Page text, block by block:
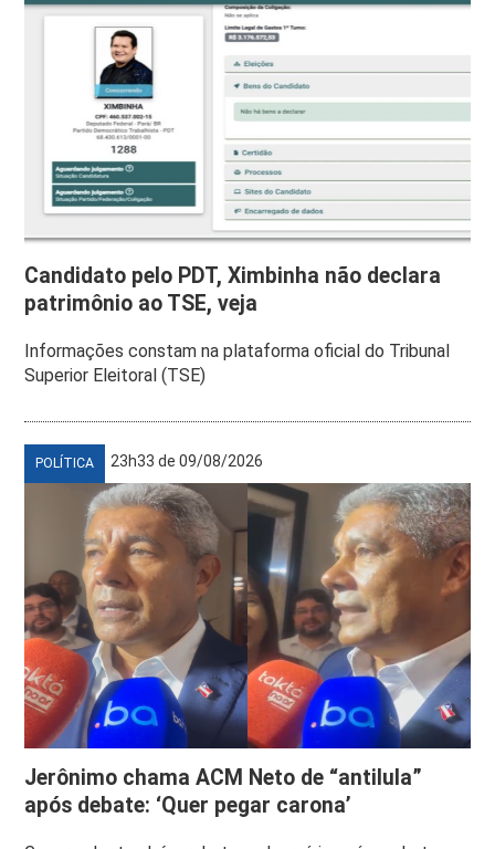
Candidato pelo PDT, Ximbinha não declara
patrimônio ao TSE, veja
Informações constam na plataforma oficial do Tribunal
Superior Eleitoral (TSE)
POLÍTICA 23h33 de 09/08/2026
Jerônimo chama ACM Neto de “antilula”
após debate: ‘Quer pegar carona’